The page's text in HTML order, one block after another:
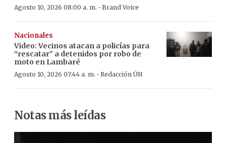
Agosto 10, 2026 08:00 a. m. · Brand Voice
Nacionales
Video: Vecinos atacan a policías para
“rescatar” a detenidos por robo de
moto en Lambaré
Agosto 10, 2026 07:44 a. m. · Redacción ÚH
Notas más leídas